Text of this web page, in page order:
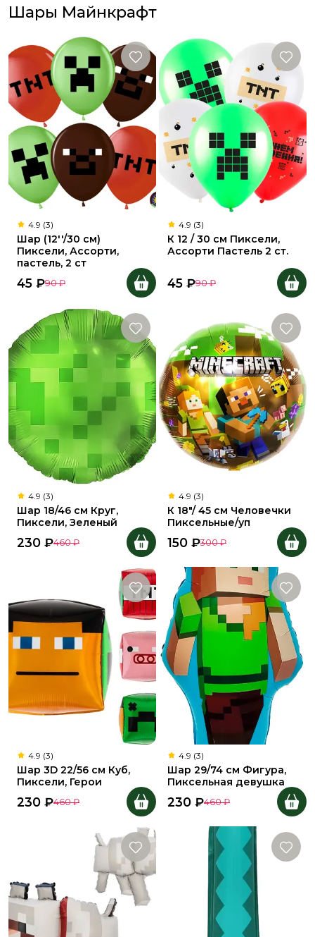
Шары Майнкрафт
4.9 (3)
Шар (12''/30 см)
Пиксели, Ассорти,
пастель, 2 ст
45 ₽90 ₽
4.9 (3)
К 12 / 30 см Пиксели,
Ассорти Пастель 2 ст.
45 ₽90 ₽
4.9 (3)
Шар 18/46 см Круг,
Пиксели, Зеленый
230 ₽460 ₽
4.9 (3)
К 18"/ 45 см Человечки
Пиксельные/уп
150 ₽300 ₽
4.9 (3)
Шар 3D 22/56 см Куб,
Пиксели, Герои
230 ₽460 ₽
4.9 (3)
Шар 29/74 см Фигура,
Пиксельная девушка
230 ₽460 ₽